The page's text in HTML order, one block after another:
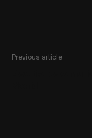
Previous article